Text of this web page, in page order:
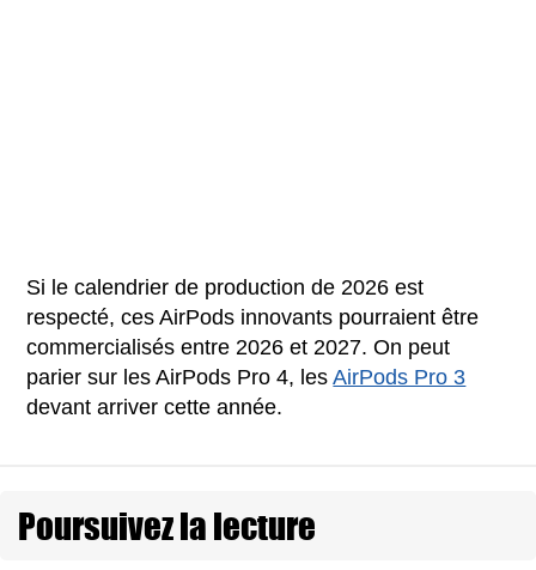
Si le calendrier de production de 2026 est
respecté, ces AirPods innovants pourraient être
commercialisés entre 2026 et 2027. On peut
parier sur les AirPods Pro 4, lesAirPods Pro 3
devant arriver cette année.
Poursuivez la lecture